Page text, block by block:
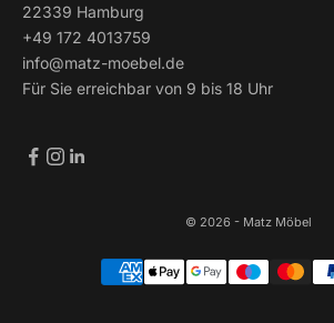
22339 Hamburg
+49 172 4013759
info@matz-moebel.de
Für Sie erreichbar von 9 bis 18 Uhr
© 2026 - Matz Möbel